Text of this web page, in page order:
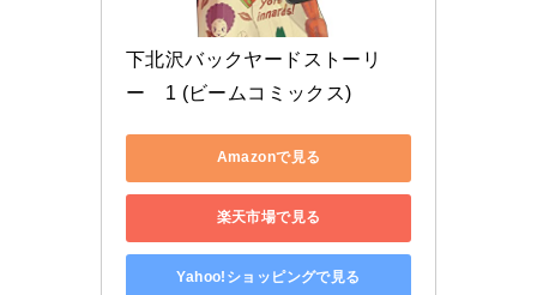
下北沢バックヤードストーリ
ー　1 (ビームコミックス)
Amazonで見る
楽天市場で見る
Yahoo!ショッピングで見る